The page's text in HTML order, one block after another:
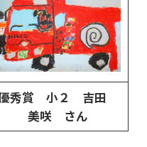
秀賞 小２ 吉田
美咲 さん